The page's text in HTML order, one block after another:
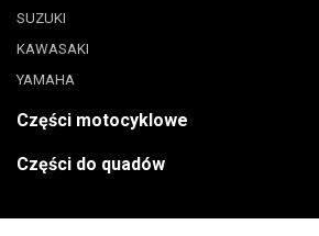
SUZUKI
KAWASAKI
YAMAHA
Części motocyklowe
Części do quadów